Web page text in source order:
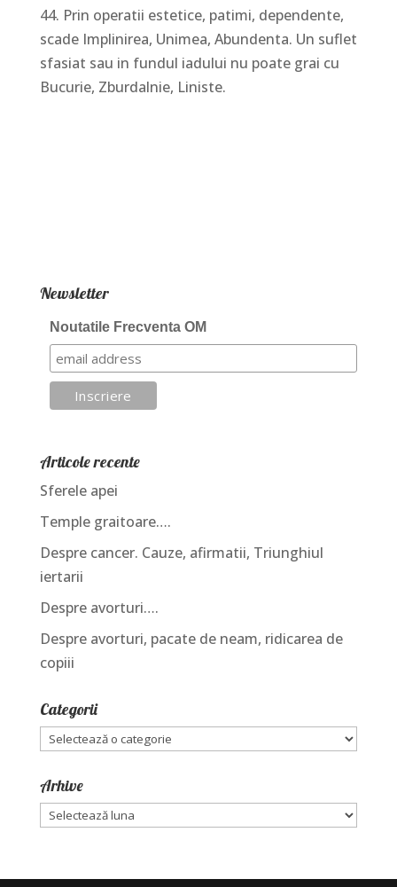
44. Prin operatii estetice, patimi, dependente,
scade Implinirea, Unimea, Abundenta. Un suflet
sfasiat sau in fundul iadului nu poate grai cu
Bucurie, Zburdalnie, Liniste.
Newsletter
Noutatile Frecventa OM
Articole recente
Sferele apei
Temple graitoare….
Despre cancer. Cauze, afirmatii, Triunghiul
iertarii
Despre avorturi….
Despre avorturi, pacate de neam, ridicarea de
copiii
Categorii
Categorii
Arhive
Arhive